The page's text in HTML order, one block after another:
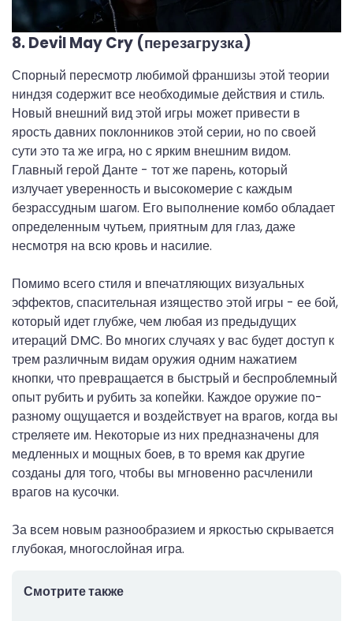
8. Devil May Cry (перезагрузка)
Спорный пересмотр любимой франшизы этой теории
ниндзя содержит все необходимые действия и стиль.
Новый внешний вид этой игры может привести в
ярость давних поклонников этой серии, но по своей
сути это та же игра, но с ярким внешним видом.
Главный герой Данте - тот же парень, который
излучает уверенность и высокомерие с каждым
безрассудным шагом. Его выполнение комбо обладает
определенным чутьем, приятным для глаз, даже
несмотря на всю кровь и насилие.
Помимо всего стиля и впечатляющих визуальных
эффектов, спасительная изящество этой игры - ее бой,
который идет глубже, чем любая из предыдущих
итераций DMC. Во многих случаях у вас будет доступ к
трем различным видам оружия одним нажатием
кнопки, что превращается в быстрый и беспроблемный
опыт рубить и рубить за копейки. Каждое оружие по-
разному ощущается и воздействует на врагов, когда вы
стреляете им. Некоторые из них предназначены для
медленных и мощных боев, в то время как другие
созданы для того, чтобы вы мгновенно расчленили
врагов на кусочки.
За всем новым разнообразием и яркостью скрывается
глубокая, многослойная игра.
Смотрите также